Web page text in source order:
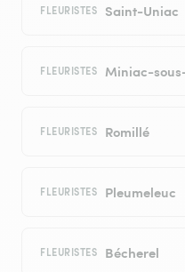
FLEURISTES Saint-Uniac
FLEURISTES Miniac-
FLEURISTES Romillé
FLEURISTES Pleumeleuc
FLEURISTES Bécherel